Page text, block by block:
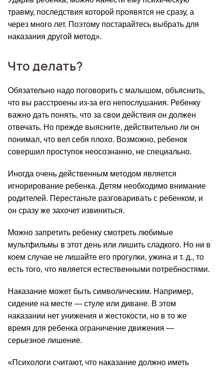
травму, последствия которой проявятся не сразу, а
через много лет. Поэтому постарайтесь выбрать для
наказания другой метод».
Что делать?
Обязательно надо поговорить с малышом, объяснить,
что вы расстроены из-за его непослушания. Ребенку
важно дать понять, что за свои действия он должен
отвечать. Но прежде выясните, действительно ли он
понимал, что вел себя плохо. Возможно, ребенок
совершил проступок неосознанно, не специально.
Иногда очень действенным методом является
игнорирование ребенка. Детям необходимо внимание
родителей. Перестаньте разговаривать с ребенком, и
он сразу же захочет извиниться.
Можно запретить ребенку смотреть любимые
мультфильмы в этот день или лишить сладкого. Но ни в
коем случае не лишайте его прогулки, ужина и т. д., то
есть того, что является естественными потребностями.
Наказание может быть символическим. Например,
сидение на месте — стуле или диване. В этом
наказании нет унижения и жестокости, но в то же
время для ребенка ограничение движения —
серьезное лишение.
«Психологи считают, что наказание должно иметь